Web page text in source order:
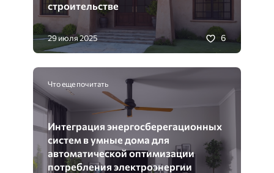
строительстве
29 июля 2025 6
Что еще почитать
Интеграция энергосберегационных
систем в умные дома для
автоматической оптимизации
потребления электроэнергии